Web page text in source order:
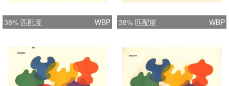
38% 匹配度 WBP 38% 匹配度 WBP